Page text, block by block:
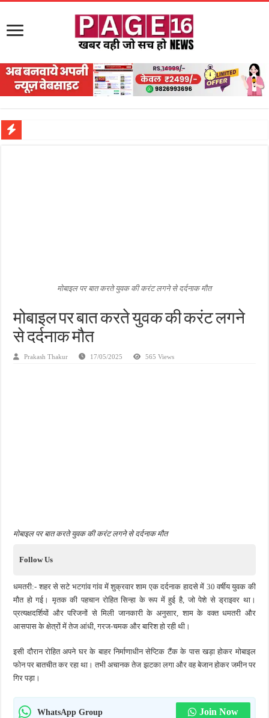
जन सहयोग और पूर्व सैनिकों ने चलाया दूध नदी स्वच्छता अभियान, भारी मात्रा में कचरा हटाया
चिल्ड्रन्स पार्क के जीर्णोद्धार के लिए आगे आई ‘जन सहयोग’, स्वच्छता अभियान से बदली तस्वीर
मोबाइल पर बात करते युवक की करंट लगने से दर्दनाक मौत
मोबाइल पर बात करते युवक की करंट लगने
से दर्दनाक मौत
Prakash Thakur 17/05/2025 565 Views
मोबाइल पर बात करते युवक की करंट लगने से दर्दनाक मौत
Follow Us
धमतरी:- शहर से सटे भटगांव गांव में शुक्रवार शाम एक दर्दनाक हादसे में 30 वर्षीय युवक की
मौत हो गई। मृतक की पहचान रोहित सिन्हा के रूप में हुई है, जो पेशे से ड्राइवर था।
प्रत्यक्षदर्शियों और परिजनों से मिली जानकारी के अनुसार, शाम के वक्त धमतरी और
आसपास के क्षेत्रों में तेज आंधी, गरज-चमक और बारिश हो रही थी।
इसी दौरान रोहित अपने घर के बाहर निर्माणाधीन सेप्टिक टैंक के पास खड़ा होकर मोबाइल
फोन पर बातचीत कर रहा था। तभी अचानक तेज झटका लगा और वह बेजान होकर जमीन पर
गिर पड़ा।
WhatsApp Group Join Now